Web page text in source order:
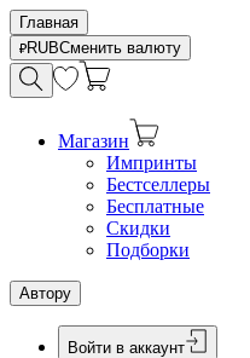
Главная
RUBСменить валюту
Магазин
Импринты
Бестселлеры
Бесплатные
Скидки
Подборки
Автору
Войти в аккаунт